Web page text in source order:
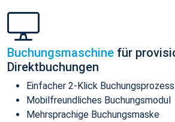
Buchungsmaschine für
Direktbuchungen
Einfacher 2-Klick Buchungsprozess
Mobilfreundliches Buchungsmodul
Mehrsprachige Buchungsmaske